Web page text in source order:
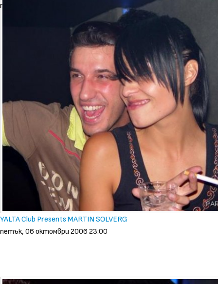
петък, 06 октомври 2006 23:00
YALTA Club Presents MARTIN SOLVERG
петък, 06 октомври 2006 23:00